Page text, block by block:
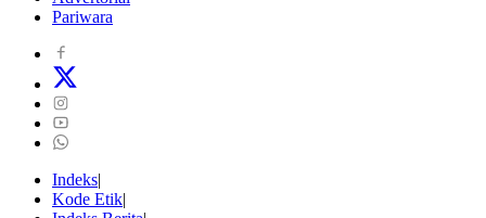
Pariwara
Indeks
Kode Etik